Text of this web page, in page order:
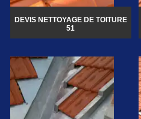
DEVIS NETTOYAGE DE TOITURE
51